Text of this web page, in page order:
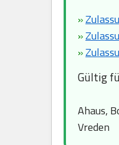
»
»
»
Gültig
Ahaus,
Vreden